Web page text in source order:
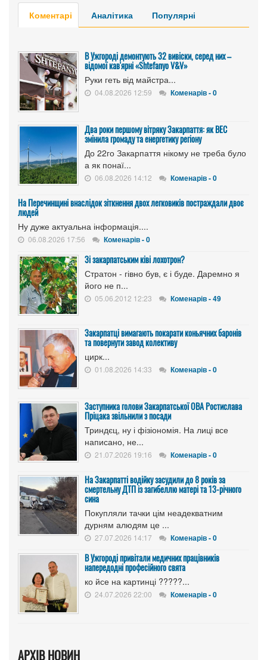
Коментарі Аналітика Популярні
В Ужгороді демонтують 32 вивіски, серед них –
відомої кав'ярні «Shtefanyo V&V»
Руки геть від майстра...
04.08.2026 12:59 Коменарів - 0
Два роки першому вітряку Закарпаття: як ВЕС
змінила громаду та енергетику регіону
До 22го Закарпаття нікому не треба було
а як понаї...
06.08.2026 14:12 Коменарів - 0
На Перечинщині внаслідок зіткнення двох легковиків постраждали двоє
людей
Ну дуже актуальна інформація....
06.08.2026 17:56 Коменарів - 0
Зі закарпатським ківі лохотрон?
Стратон - гівно був, є і буде. Даремно я
його не п...
05.06.2012 12:23 Коменарів - 49
Закарпатці вимагають покарати коньячних баронів
та повернути завод колективу
цирк...
01.08.2026 14:33 Коменарів - 0
Заступника голови Закарпатської ОВА Ростислава
Пріцака звільнили з посади
Триндєц, ну і фізіономія. На лиці все
написано, не...
21.07.2026 19:16 Коменарів - 0
На Закарпатті водійку засудили до 8 років за
смертельну ДТП із загибеллю матері та 13-річного
сина
Покупляли тачки цім неадекватним
дурням алюдям це ...
27.07.2026 14:17 Коменарів - 0
В Ужгороді привітали медичних працівників
напередодні професійного свята
ко йсе на картинці ?????...
24.07.2026 22:00 Коменарів - 0
АРХІВ НОВИН